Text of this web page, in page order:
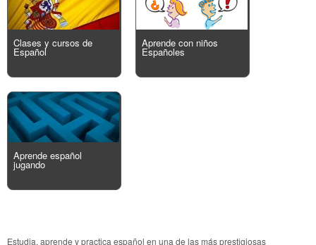
Clases y cursos de
Español
Aprende con niños
Españoles
Aprende español
jugando
Estudia, aprende y practica español en una de las más prestigiosas